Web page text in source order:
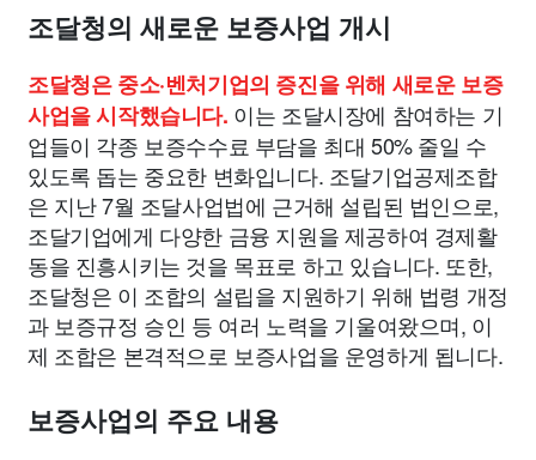
조달청의 새로운 보증사업 개시
조달청은 중소·벤처기업의 증진을 위해 새로운 보증
사업을 시작했습니다. 이는 조달시장에 참여하는 기
업들이 각종 보증수수료 부담을 최대 50% 줄일 수
있도록 돕는 중요한 변화입니다. 조달기업공제조합
은 지난 7월 조달사업법에 근거해 설립된 법인으로,
조달기업에게 다양한 금융 지원을 제공하여 경제활
동을 진흥시키는 것을 목표로 하고 있습니다. 또한,
조달청은 이 조합의 설립을 지원하기 위해 법령 개정
과 보증규정 승인 등 여러 노력을 기울여왔으며, 이
제 조합은 본격적으로 보증사업을 운영하게 됩니다.
보증사업의 주요 내용